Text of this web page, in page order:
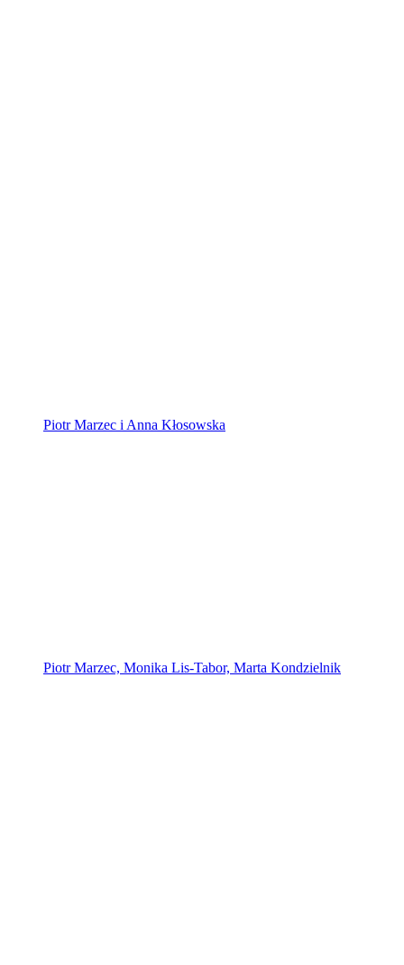
Piotr Marzec i Anna Kłosowska
Piotr Marzec, Monika Lis-Tabor, Marta Kondzielnik